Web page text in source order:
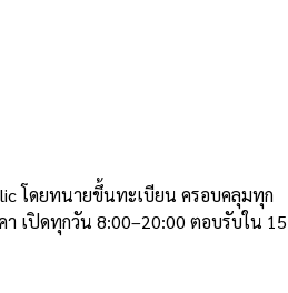
โดยทนายขึ้นทะเบียน ครอบคลุมทุก
เปิดทุกวัน 8:00–20:00 ตอบรับใน 15